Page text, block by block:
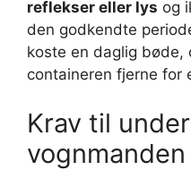
reflekser eller lys og
den godkendte
koste en daglig bøde,
containeren fjerne for
Krav til
vognmanden